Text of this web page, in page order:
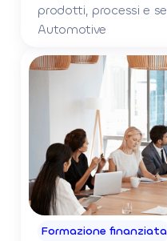
prodotti, processi e
Automotive
Formazione finanziata